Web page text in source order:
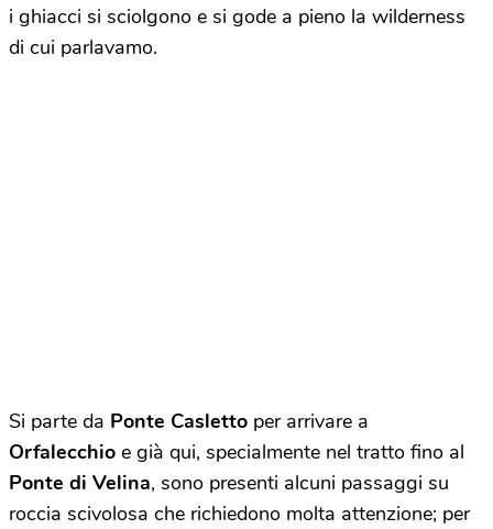
i ghiacci si sciolgono e si gode a pieno la wilderness
di cui parlavamo.
Si parte da Ponte Casletto per arrivare a
Orfalecchio e già qui, specialmente nel tratto fino al
Ponte di Velina, sono presenti alcuni passaggi su
roccia scivolosa che richiedono molta attenzione; per